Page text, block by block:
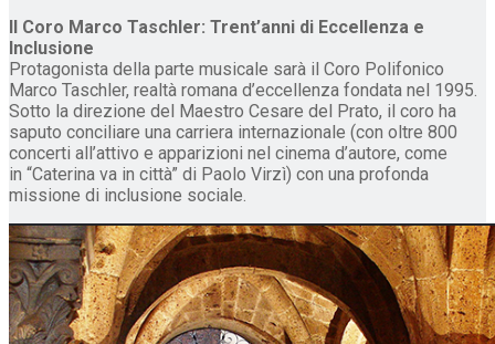
Il Coro Marco Taschler: Trent’anni di Eccellenza e
Inclusione
Protagonista della parte musicale sarà il Coro Polifonico
Marco Taschler, realtà romana d’eccellenza fondata nel 1995.
Sotto la direzione del Maestro Cesare del Prato, il coro ha
saputo conciliare una carriera internazionale (con oltre 800
concerti all’attivo e apparizioni nel cinema d’autore, come
in “Caterina va in città” di Paolo Virzì) con una profonda
missione di inclusione sociale.